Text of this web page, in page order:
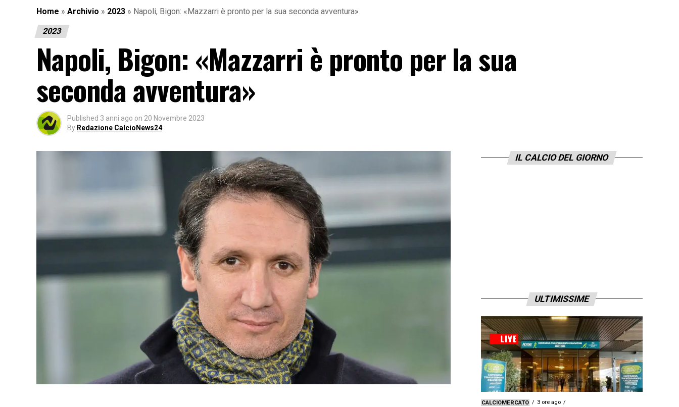
Home » Archivio » 2023 » Napoli, Bigon: «Mazzarri è pronto per la sua seconda avventura»
2023
Napoli, Bigon: «Mazzarri è pronto per la sua
seconda avventura»
Published 3 anni ago on 20 Novembre 2023
By Redazione CalcioNews24
IL CALCIO DEL GIORNO
ULTIMISSIME
CALCIOMERCATO 3 ore ago